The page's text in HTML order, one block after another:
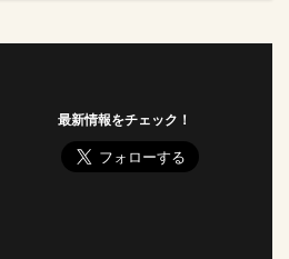
最新情報をチェック！